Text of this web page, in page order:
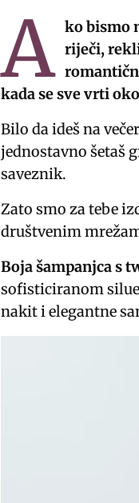
A ko bismo
riječi,
kada se sve vrti
Bilo da ideš na
jednostavno šetaš
saveznik.
Zato smo za tebe
društvenim
Boja šampanjca s
sofisticiranom
nakit i elegantne